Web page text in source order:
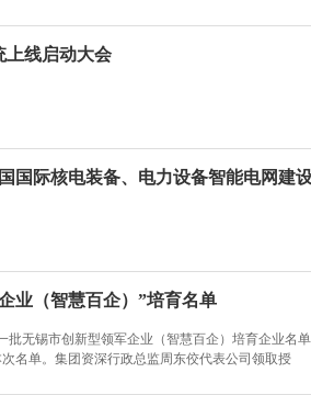
上线启动大会
国际核电装备、电力设备智能电网建
业（智慧百企）”培育名单
批无锡市创新型领军企业（智慧百企）培育企业名
名单。集团资深行政总监周东佼代表公司领取授